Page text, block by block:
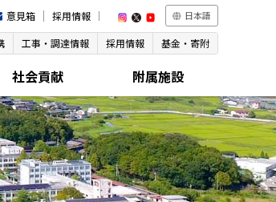
意見箱 採用情報 日本語
工事・調達情報 採用情報 基金・寄附
社会貢献 附属施設